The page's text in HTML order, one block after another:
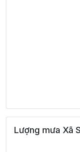
Lượng mưa Xã